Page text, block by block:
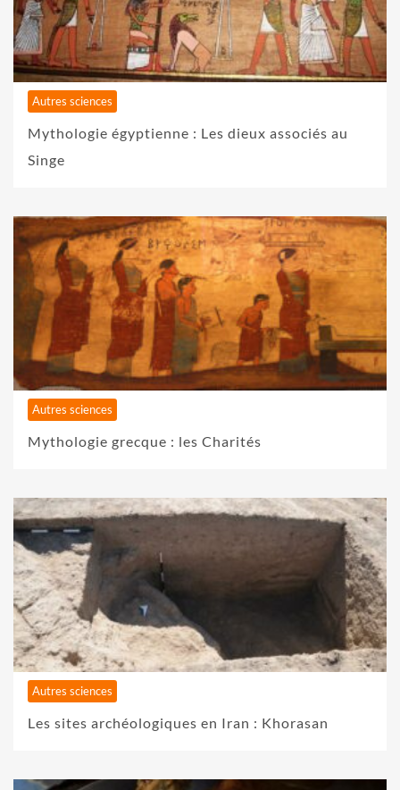
Autres sciences
Mythologie égyptienne : Les dieux associés au
Singe
Autres sciences
Mythologie grecque : les Charités
Autres sciences
Les sites archéologiques en Iran : Khorasan